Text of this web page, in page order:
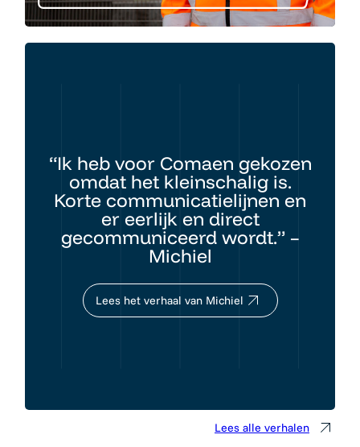
“Ik heb voor Comaen gekozen
omdat het kleinschalig is.
Korte communicatielijnen en
er eerlijk en direct
gecommuniceerd wordt.” –
Michiel
Lees het verhaal van Michiel
Lees alle verhalen